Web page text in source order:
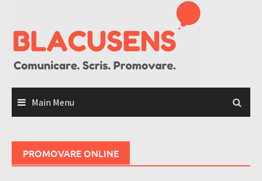
content
Main Menu
PROMOVARE ONLINE